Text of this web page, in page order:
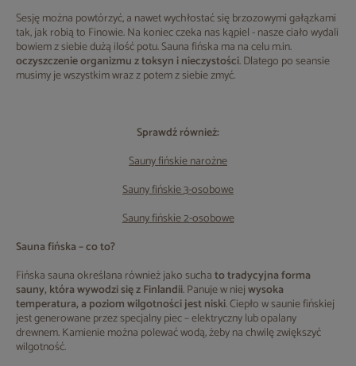
Sesję można powtórzyć, a nawet wychłostać się brzozowymi gałązkami
tak, jak robią to Finowie. Na koniec czeka nas kąpiel - nasze ciało wydali
bowiem z siebie dużą ilość potu. Sauna fińska ma na celu m.in.
oczyszczenie organizmu z toksyn i nieczystości. Dlatego po seansie
musimy je wszystkim wraz z potem z siebie zmyć.
Sprawdź również:
Sauny fińskie narożne
Sauny fińskie 3-osobowe
Sauny fińskie 2-osobowe
Sauna fińska – co to?
Fińska sauna określana również jako suchato tradycyjna forma
sauny, która wywodzi się z Finlandii. Panuje w niejwysoka
temperatura, a poziom wilgotności jest niski. Ciepło w saunie fińskiej
jest generowane przez specjalny piec – elektryczny lub opalany
drewnem. Kamienie można polewać wodą, żeby na chwilę zwiększyć
wilgotność.